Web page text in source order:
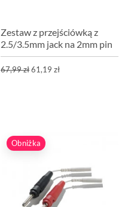
Zestaw z przejściówką z
2.5/3.5mm jack na 2mm pin
67,99 zł61,19 zł
Obniżka